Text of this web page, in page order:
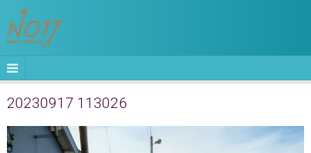
20230917 113026